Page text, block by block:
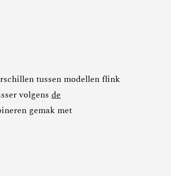
tussen modellen flink
volgens de
gemak met